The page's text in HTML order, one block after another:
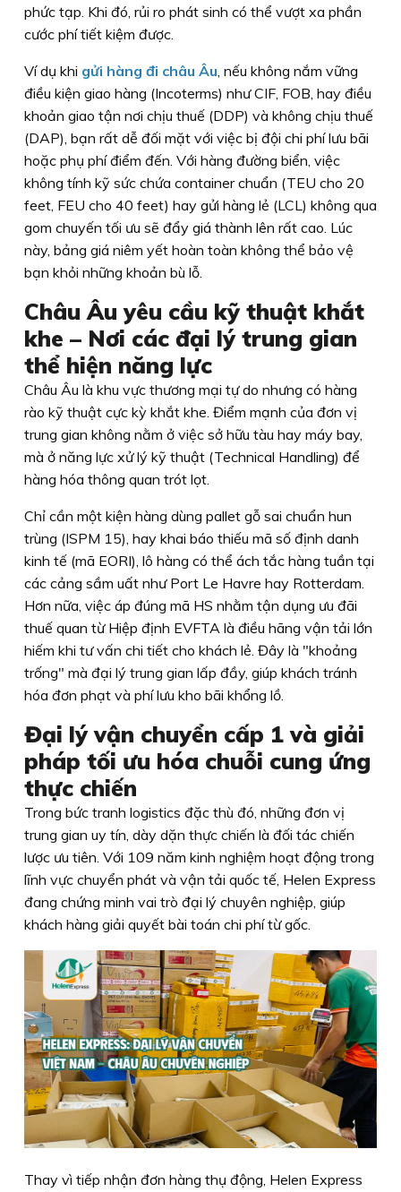
phức tạp. Khi đó, rủi ro phát sinh có thể vượt xa phần
cước phí tiết kiệm được.
Ví dụ khi gửi hàng đi châu Âu, nếu không nắm vững
điều kiện giao hàng (Incoterms) như CIF, FOB, hay điều
khoản giao tận nơi chịu thuế (DDP) và không chịu thuế
(DAP), bạn rất dễ đối mặt với việc bị đội chi phí lưu bãi
hoặc phụ phí điểm đến. Với hàng đường biển, việc
không tính kỹ sức chứa container chuẩn (TEU cho 20
feet, FEU cho 40 feet) hay gửi hàng lẻ (LCL) không qua
gom chuyến tối ưu sẽ đẩy giá thành lên rất cao. Lúc
này, bảng giá niêm yết hoàn toàn không thể bảo vệ
bạn khỏi những khoản bù lỗ.
Châu Âu yêu cầu kỹ thuật khắt
khe – Nơi các đại lý trung gian
thể hiện năng lực
Châu Âu là khu vực thương mại tự do nhưng có hàng
rào kỹ thuật cực kỳ khắt khe. Điểm mạnh của đơn vị
trung gian không nằm ở việc sở hữu tàu hay máy bay,
mà ở năng lực xử lý kỹ thuật (Technical Handling) để
hàng hóa thông quan trót lọt.
Chỉ cần một kiện hàng dùng pallet gỗ sai chuẩn hun
trùng (ISPM 15), hay khai báo thiếu mã số định danh
kinh tế (mã EORI), lô hàng có thể ách tắc hàng tuần tại
các cảng sầm uất như Port Le Havre hay Rotterdam.
Hơn nữa, việc áp đúng mã HS nhằm tận dụng ưu đãi
thuế quan từ Hiệp định EVFTA là điều hãng vận tải lớn
hiếm khi tư vấn chi tiết cho khách lẻ. Đây là "khoảng
trống" mà đại lý trung gian lấp đầy, giúp khách tránh
hóa đơn phạt và phí lưu kho bãi khổng lồ.
Đại lý vận chuyển cấp 1 và giải
pháp tối ưu hóa chuỗi cung ứng
thực chiến
Trong bức tranh logistics đặc thù đó, những đơn vị
trung gian uy tín, dày dặn thực chiến là đối tác chiến
lược ưu tiên. Với 109 năm kinh nghiệm hoạt động trong
lĩnh vực chuyển phát và vận tải quốc tế, Helen Express
đang chứng minh vai trò đại lý chuyên nghiệp, giúp
khách hàng giải quyết bài toán chi phí từ gốc.
Thay vì tiếp nhận đơn hàng thụ động, Helen Express